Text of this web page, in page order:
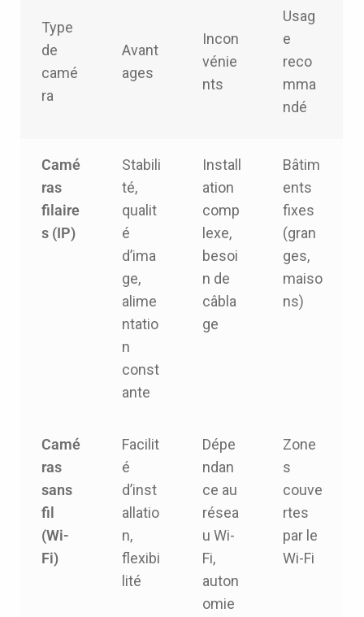
Type
de
camé
ra
Avant
ages
Incon
vénie
nts
Usag
e
reco
mma
ndé
Camé
ras
filaire
s (IP)
Stabili
té,
qualit
é
d’ima
ge,
alime
ntatio
n
const
ante
Install
ation
comp
lexe,
besoi
n de
câbla
ge
Bâtim
ents
fixes
(gran
ges,
maiso
ns)
Camé
ras
sans
fil
(Wi-
Fi)
Facilit
é
d’inst
allatio
n,
flexibi
lité
Dépe
ndan
ce au
résea
u Wi-
Fi,
auton
omie
Zone
s
couve
rtes
par le
Wi-Fi